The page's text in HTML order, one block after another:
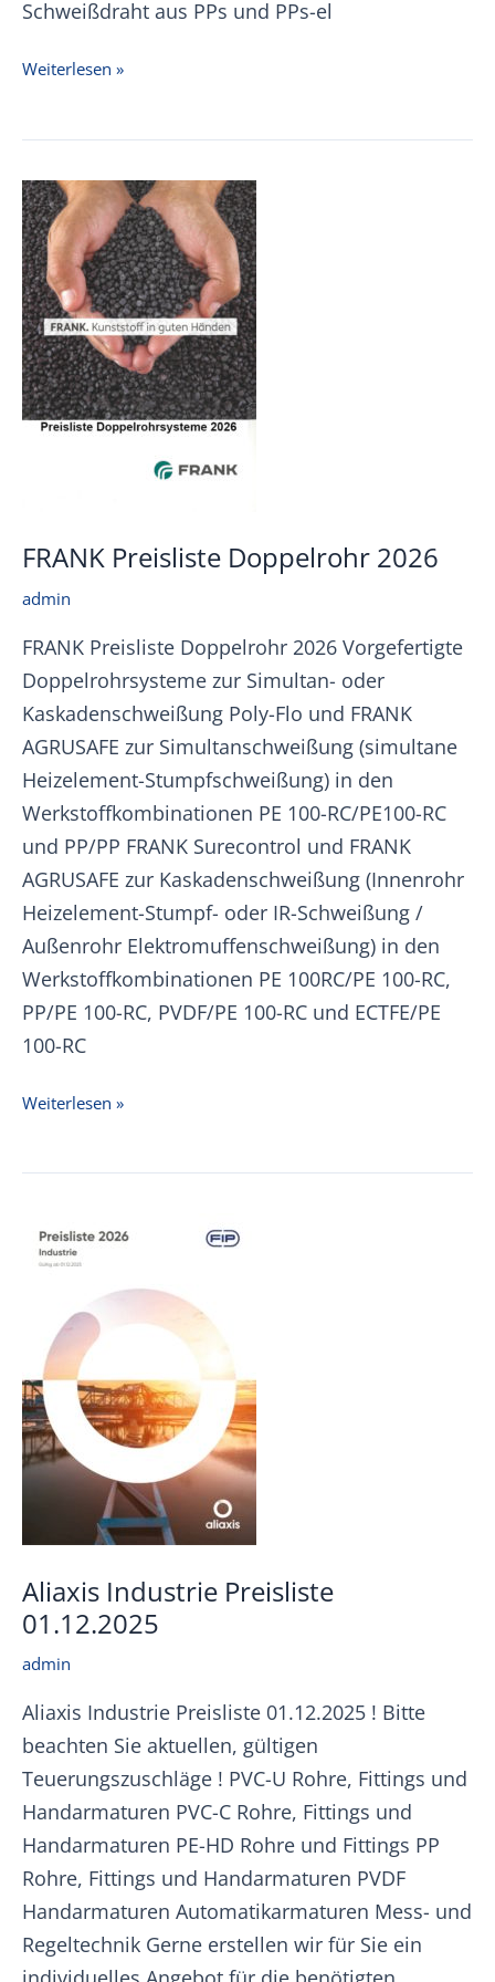
Schweißdraht aus PPs und PPs-el
FRANK
Lüftung
Weiterlesen »
FRANK Preisliste Doppelrohr 2026
admin
FRANK Preisliste Doppelrohr 2026 Vorgefertigte
Doppelrohrsysteme zur Simultan- oder
Kaskadenschweißung Poly-Flo und FRANK
AGRUSAFE zur Simultanschweißung (simultane
Heizelement-Stumpfschweißung) in den
Werkstoffkombinationen PE 100-RC/PE100-RC
und PP/PP FRANK Surecontrol und FRANK
AGRUSAFE zur Kaskadenschweißung (Innenrohr
Heizelement-Stumpf- oder IR-Schweißung /
Außenrohr Elektromuffenschweißung) in den
Werkstoffkombinationen PE 100RC/PE 100-RC,
PP/PE 100-RC, PVDF/PE 100-RC und ECTFE/PE
100-RC
FRANK
Doppelrohr
Weiterlesen »
Aliaxis Industrie Preisliste
01.12.2025
admin
Aliaxis Industrie Preisliste 01.12.2025 ! Bitte
beachten Sie aktuellen, gültigen
Teuerungszuschläge ! PVC-U Rohre, Fittings und
Handarmaturen PVC-C Rohre, Fittings und
Handarmaturen PE-HD Rohre und Fittings PP
Rohre, Fittings und Handarmaturen PVDF
Handarmaturen Automatikarmaturen Mess- und
Regeltechnik Gerne erstellen wir für Sie ein